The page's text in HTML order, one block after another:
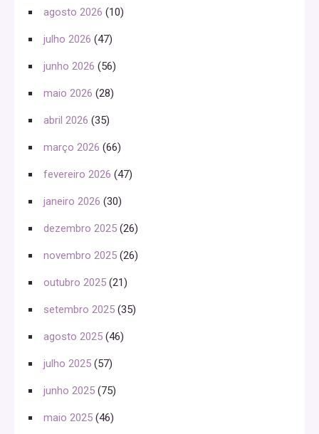
agosto 2026 (10)
julho 2026 (47)
junho 2026 (56)
maio 2026 (28)
abril 2026 (35)
março 2026 (66)
fevereiro 2026 (47)
janeiro 2026 (30)
dezembro 2025 (26)
novembro 2025 (26)
outubro 2025 (21)
setembro 2025 (35)
agosto 2025 (46)
julho 2025 (57)
junho 2025 (75)
maio 2025 (46)